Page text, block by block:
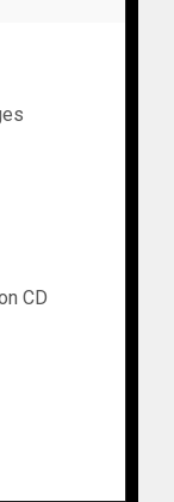
CD